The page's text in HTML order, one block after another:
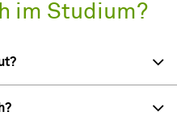
im Studium?